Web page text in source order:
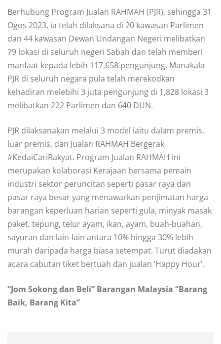
Berhubung Program Jualan RAHMAH (PJR), sehingga 31
Ogos 2023, ia telah dilaksana di 20 kawasan Parlimen
dan 44 kawasan Dewan Undangan Negeri melibatkan
79 lokasi di seluruh negeri Sabah dan telah memberi
manfaat kepada lebih 117,658 pengunjung. Manakala
PJR di seluruh negara pula telah merekodkan
kehadiran melebihi 3 juta pengunjung di 1,828 lokasi 3
melibatkan 222 Parlimen dan 640 DUN.
PJR dilaksanakan melalui 3 model iaitu dalam premis,
luar premis, dan Jualan RAHMAH Bergerak
#KedaiCariRakyat. Program Jualan RAHMAH ini
merupakan kolaborasi Kerajaan bersama pemain
industri sektor peruncitan seperti pasar raya dan
pasar raya besar yang menawarkan penjimatan harga
barangan keperluan harian seperti gula, minyak masak
paket, tepung, telur ayam, ikan, ayam, buah-buahan,
sayuran dan lain-lain antara 10% hingga 30% lebih
murah daripada harga biasa setempat. Turut diadakan
acara cabutan tiket bertuah dan jualan ‘Happy Hour’.
“Jom Sokong dan Beli” Barangan Malaysia “Barang
Baik, Barang Kita”